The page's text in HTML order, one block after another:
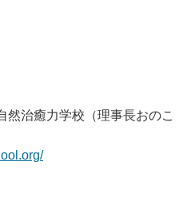
治癒力学校（理事長おのこ